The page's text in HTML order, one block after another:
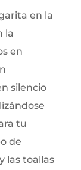
en la
la
en
silencio
tu
de
las toallas